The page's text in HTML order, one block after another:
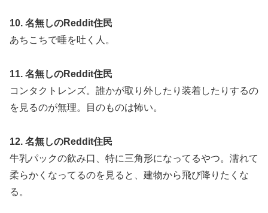
10. 名無しのReddit住民
あちこちで唾を吐く人。
11. 名無しのReddit住民
コンタクトレンズ。誰かが取り外したり装着したりするの
を見るのが無理。目のものは怖い。
12. 名無しのReddit住民
牛乳パックの飲み口、特に三角形になってるやつ。濡れて
柔らかくなってるのを見ると、建物から飛び降りたくな
る。